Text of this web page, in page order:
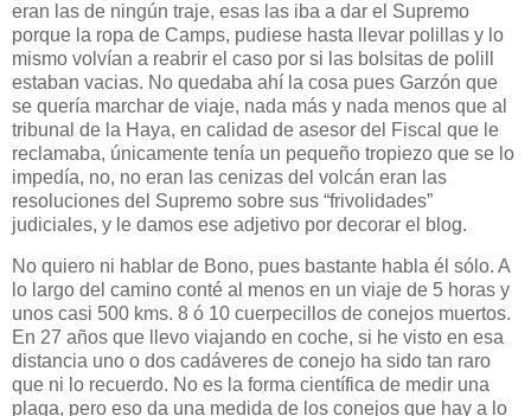
eran las de ningún traje, esas las iba a dar el Supremo
porque la ropa de Camps, pudiese hasta llevar polillas y lo
mismo volvían a reabrir el caso por si las bolsitas de polill
estaban vacias. No quedaba ahí la cosa pues Garzón que
se quería marchar de viaje, nada más y nada menos que al
tribunal de la Haya, en calidad de asesor del Fiscal que le
reclamaba, únicamente tenía un pequeño tropiezo que se lo
impedía, no, no eran las cenizas del volcán eran las
resoluciones del Supremo sobre sus “frivolidades”
judiciales, y le damos ese adjetivo por decorar el blog.
No quiero ni hablar de Bono, pues bastante habla él sólo. A
lo largo del camino conté al menos en un viaje de 5 horas y
unos casi 500 kms. 8 ó 10 cuerpecillos de conejos muertos.
En 27 años que llevo viajando en coche, si he visto en esa
distancia uno o dos cadáveres de conejo ha sido tan raro
que ni lo recuerdo. No es la forma científica de medir una
plaga, pero eso da una medida de los conejos que hay a lo